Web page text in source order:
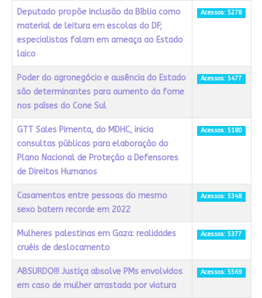
Deputado propõe inclusão da Bíblia como
material de leitura em escolas do DF;
especialistas falam em ameaça ao Estado
laico
Acessos: 5278
Poder do agronegócio e ausência do Estado
são determinantes para aumento da fome
nos países do Cone Sul
Acessos: 5477
GTT Sales Pimenta, do MDHC, inicia
consultas públicas para elaboração do
Plano Nacional de Proteção a Defensores
de Direitos Humanos
Acessos: 5180
Casamentos entre pessoas do mesmo
sexo batem recorde em 2022
Acessos: 5348
Mulheres palestinas em Gaza: realidades
cruéis de deslocamento
Acessos: 5377
ABSURDO!!! Justiça absolve PMs envolvidos
em caso de mulher arrastada por viatura
Acessos: 5569